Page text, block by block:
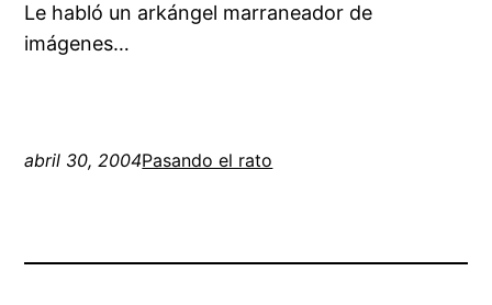
Le habló un arkángel marraneador de
imágenes…
abril 30, 2004Pasando el rato